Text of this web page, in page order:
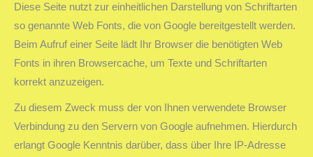
Diese Seite nutzt zur einheitlichen Darstellung von Schriftarten
so genannte Web Fonts, die von Google bereitgestellt werden.
Beim Aufruf einer Seite lädt Ihr Browser die benötigten Web
Fonts in ihren Browsercache, um Texte und Schriftarten
korrekt anzuzeigen.
Zu diesem Zweck muss der von Ihnen verwendete Browser
Verbindung zu den Servern von Google aufnehmen. Hierdurch
erlangt Google Kenntnis darüber, dass über Ihre IP-Adresse